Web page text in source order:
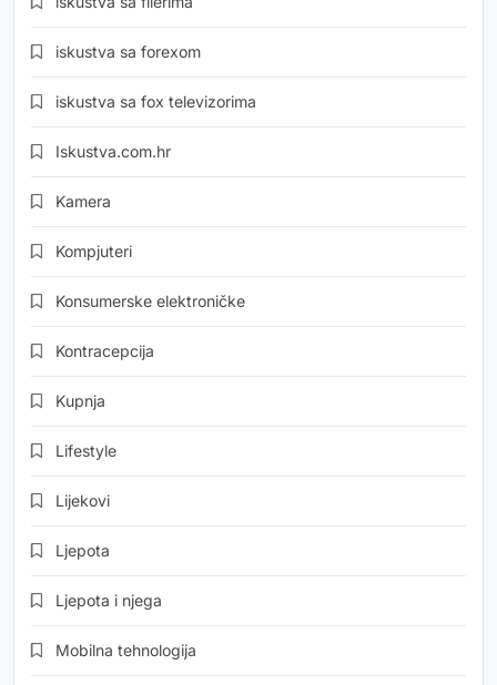
iskustva sa forexom
iskustva sa fox televizorima
Iskustva.com.hr
Kamera
Kompjuteri
Konsumerske elektroničke
Kontracepcija
Kupnja
Lifestyle
Lijekovi
Ljepota
Ljepota i njega
Mobilna tehnologija